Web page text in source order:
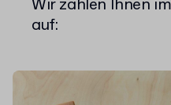
Wir zählen Ihnen
auf: